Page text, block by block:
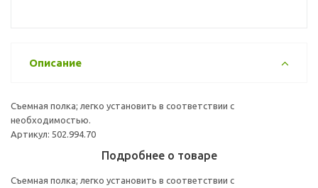
Описание
Съемная полка; легко установить в соответствии с
необходимостью.
Артикул: 502.994.70
Подробнее о товаре
Съемная полка; легко установить в соответствии с